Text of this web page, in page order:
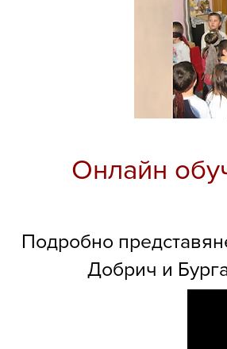
Онлайн
Подробно
Добрич и